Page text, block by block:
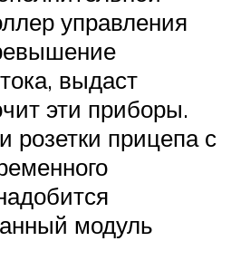
управления
выдаст
эти приборы.
розетки прицепа с
модуль